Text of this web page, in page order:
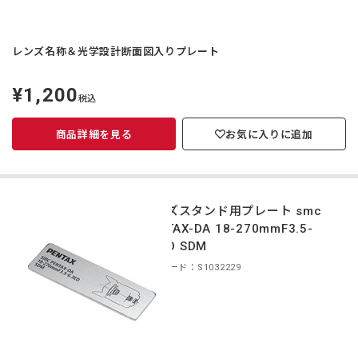
レンズ名称＆光学設計断面図入りプレート
定
価
¥1,200税込
商品詳細を見る お気に入りに追加
レンズスタンド用プレート smc
PENTAX-DA 18-270mmF3.5-
6.3ED SDM
商品コード：S1032229